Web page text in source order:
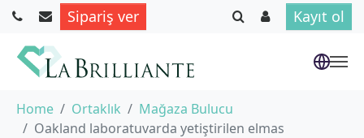
Sipariş ver Kayıt ol
Home Ortaklık
Mağaza Bulucu
Oakland laboratuvarda yetiştirilen elmas